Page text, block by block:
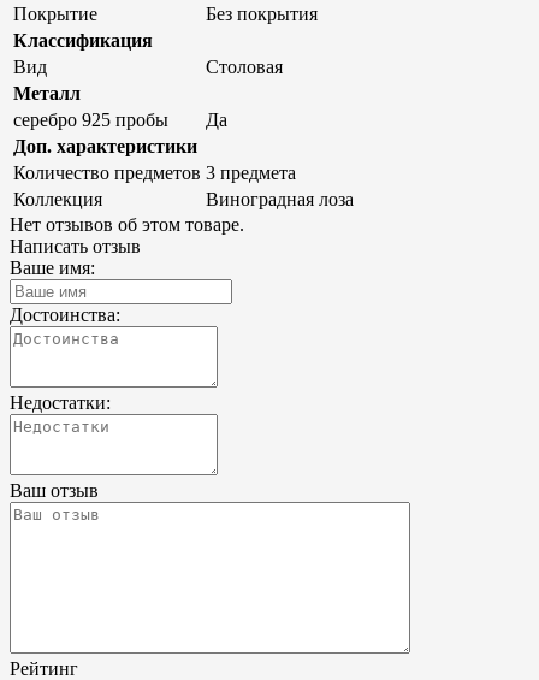
Покрытие
Без покрытия
Классификация
Вид
Столовая
Металл
серебро 925 пробы
Да
Доп. характеристики
Количество предметов 3 предмета
Коллекция
Виноградная лоза
Нет отзывов об этом товаре.
Написать отзыв
Ваше имя:
Достоинства:
Недостатки:
Ваш отзыв
Рейтинг